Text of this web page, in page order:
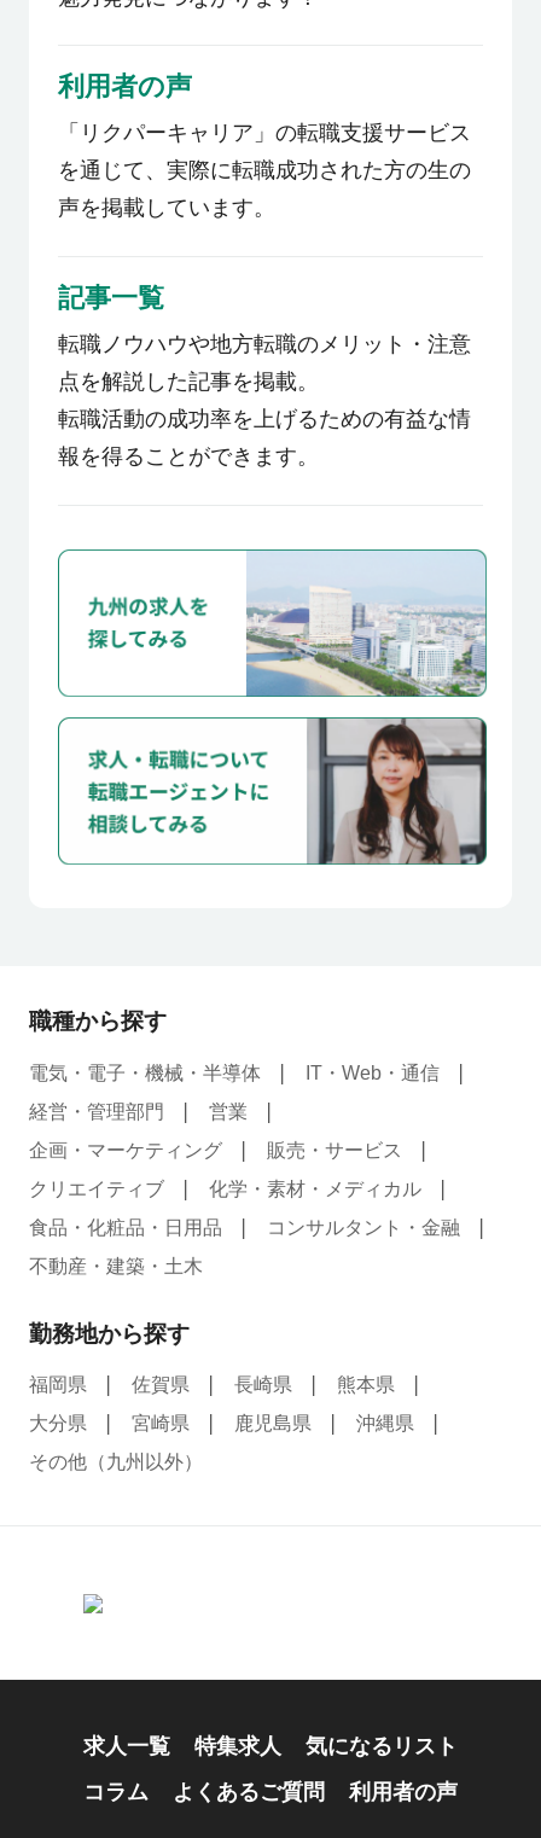
利用者の声
「リクパーキャリア」の転職支援サービス
を通じて、実際に転職成功された方の生の
声を掲載しています。
記事一覧
転職ノウハウや地方転職のメリット・注意
点を解説した記事を掲載。
転職活動の成功率を上げるための有益な情
報を得ることができます。
職種から探す
電気・電子・機械・半導体
IT・Web・通信
経営・管理部門
営業
企画・マーケティング
販売・サービス
クリエイティブ
化学・素材・メディカル
食品・化粧品・日用品
コンサルタント・金融
不動産・建築・土木
勤務地から探す
福岡県 佐賀県 長崎県
熊本県
大分県
宮崎県 鹿児島県
沖縄県
その他（九州以外）
求人一覧 特集求人
気になるリスト
コラム
よくあるご質問 利用者の声